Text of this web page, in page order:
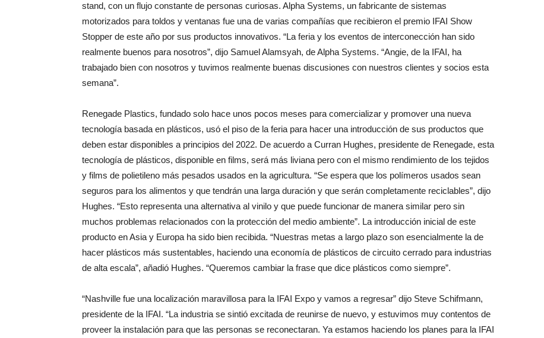
stand, con un flujo constante de personas curiosas. Alpha Systems, un fabricante de sistemas
motorizados para toldos y ventanas fue una de varias compañías que recibieron el premio IFAI Show
Stopper de este año por sus productos innovativos. “La feria y los eventos de interconección han sido
realmente buenos para nosotros”, dijo Samuel Alamsyah, de Alpha Systems. “Angie, de la IFAI, ha
trabajado bien con nosotros y tuvimos realmente buenas discusiones con nuestros clientes y socios esta
semana”.
Renegade Plastics, fundado solo hace unos pocos meses para comercializar y promover una nueva
tecnología basada en plásticos, usó el piso de la feria para hacer una introducción de sus productos que
deben estar disponibles a principios del 2022. De acuerdo a Curran Hughes, presidente de Renegade, esta
tecnología de plásticos, disponible en films, será más liviana pero con el mismo rendimiento de los tejidos
y films de polietileno más pesados usados en la agricultura. “Se espera que los polímeros usados sean
seguros para los alimentos y que tendrán una larga duración y que serán completamente reciclables”, dijo
Hughes. “Esto representa una alternativa al vinilo y que puede funcionar de manera similar pero sin
muchos problemas relacionados con la protección del medio ambiente”. La introducción inicial de este
producto en Asia y Europa ha sido bien recibida. “Nuestras metas a largo plazo son esencialmente la de
hacer plásticos más sustentables, haciendo una economía de plásticos de circuito cerrado para industrias
de alta escala”, añadió Hughes. “Queremos cambiar la frase que dice plásticos como siempre”.
“Nashville fue una localización maravillosa para la IFAI Expo y vamos a regresar” dijo Steve Schifmann,
presidente de la IFAI. “La industria se sintió excitada de reunirse de nuevo, y estuvimos muy contentos de
proveer la instalación para que las personas se reconectaran. Ya estamos haciendo los planes para la IFAI